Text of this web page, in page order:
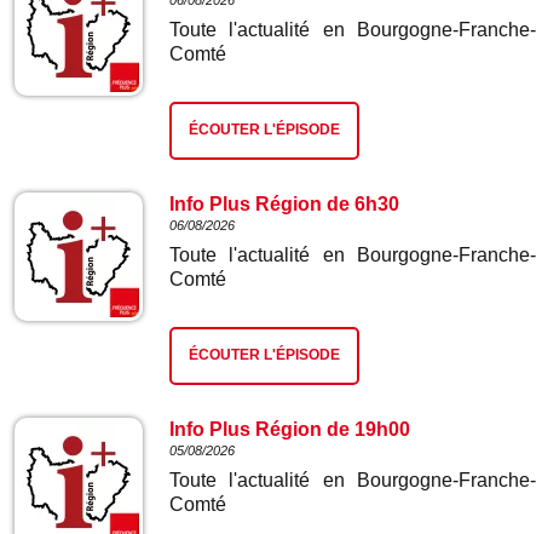
Toute l'actualité en Bourgogne-Franche-
Comté
ÉCOUTER L'ÉPISODE
Info Plus Région de 6h30
06/08/2026
Toute l'actualité en Bourgogne-Franche-
Comté
ÉCOUTER L'ÉPISODE
Info Plus Région de 19h00
05/08/2026
Toute l'actualité en Bourgogne-Franche-
Comté